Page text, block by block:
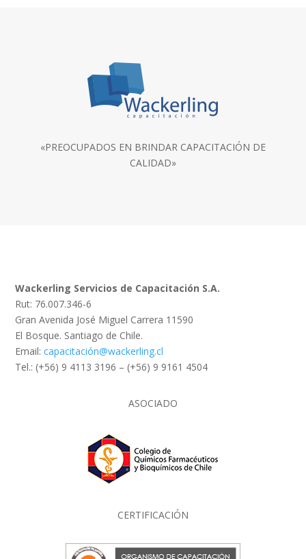
«PREOCUPADOS EN BRINDAR CAPACITACIÓN DE
CALIDAD»
Wackerling Servicios de Capacitación S.A.
Rut: 76.007.346-6
Gran Avenida José Miguel Carrera 11590
El Bosque. Santiago de Chile.
Email:capacitación@wackerling.cl
Tel.: (+56) 9 4113 3196 – (+56) 9 9161 4504
ASOCIADO
CERTIFICACIÓN